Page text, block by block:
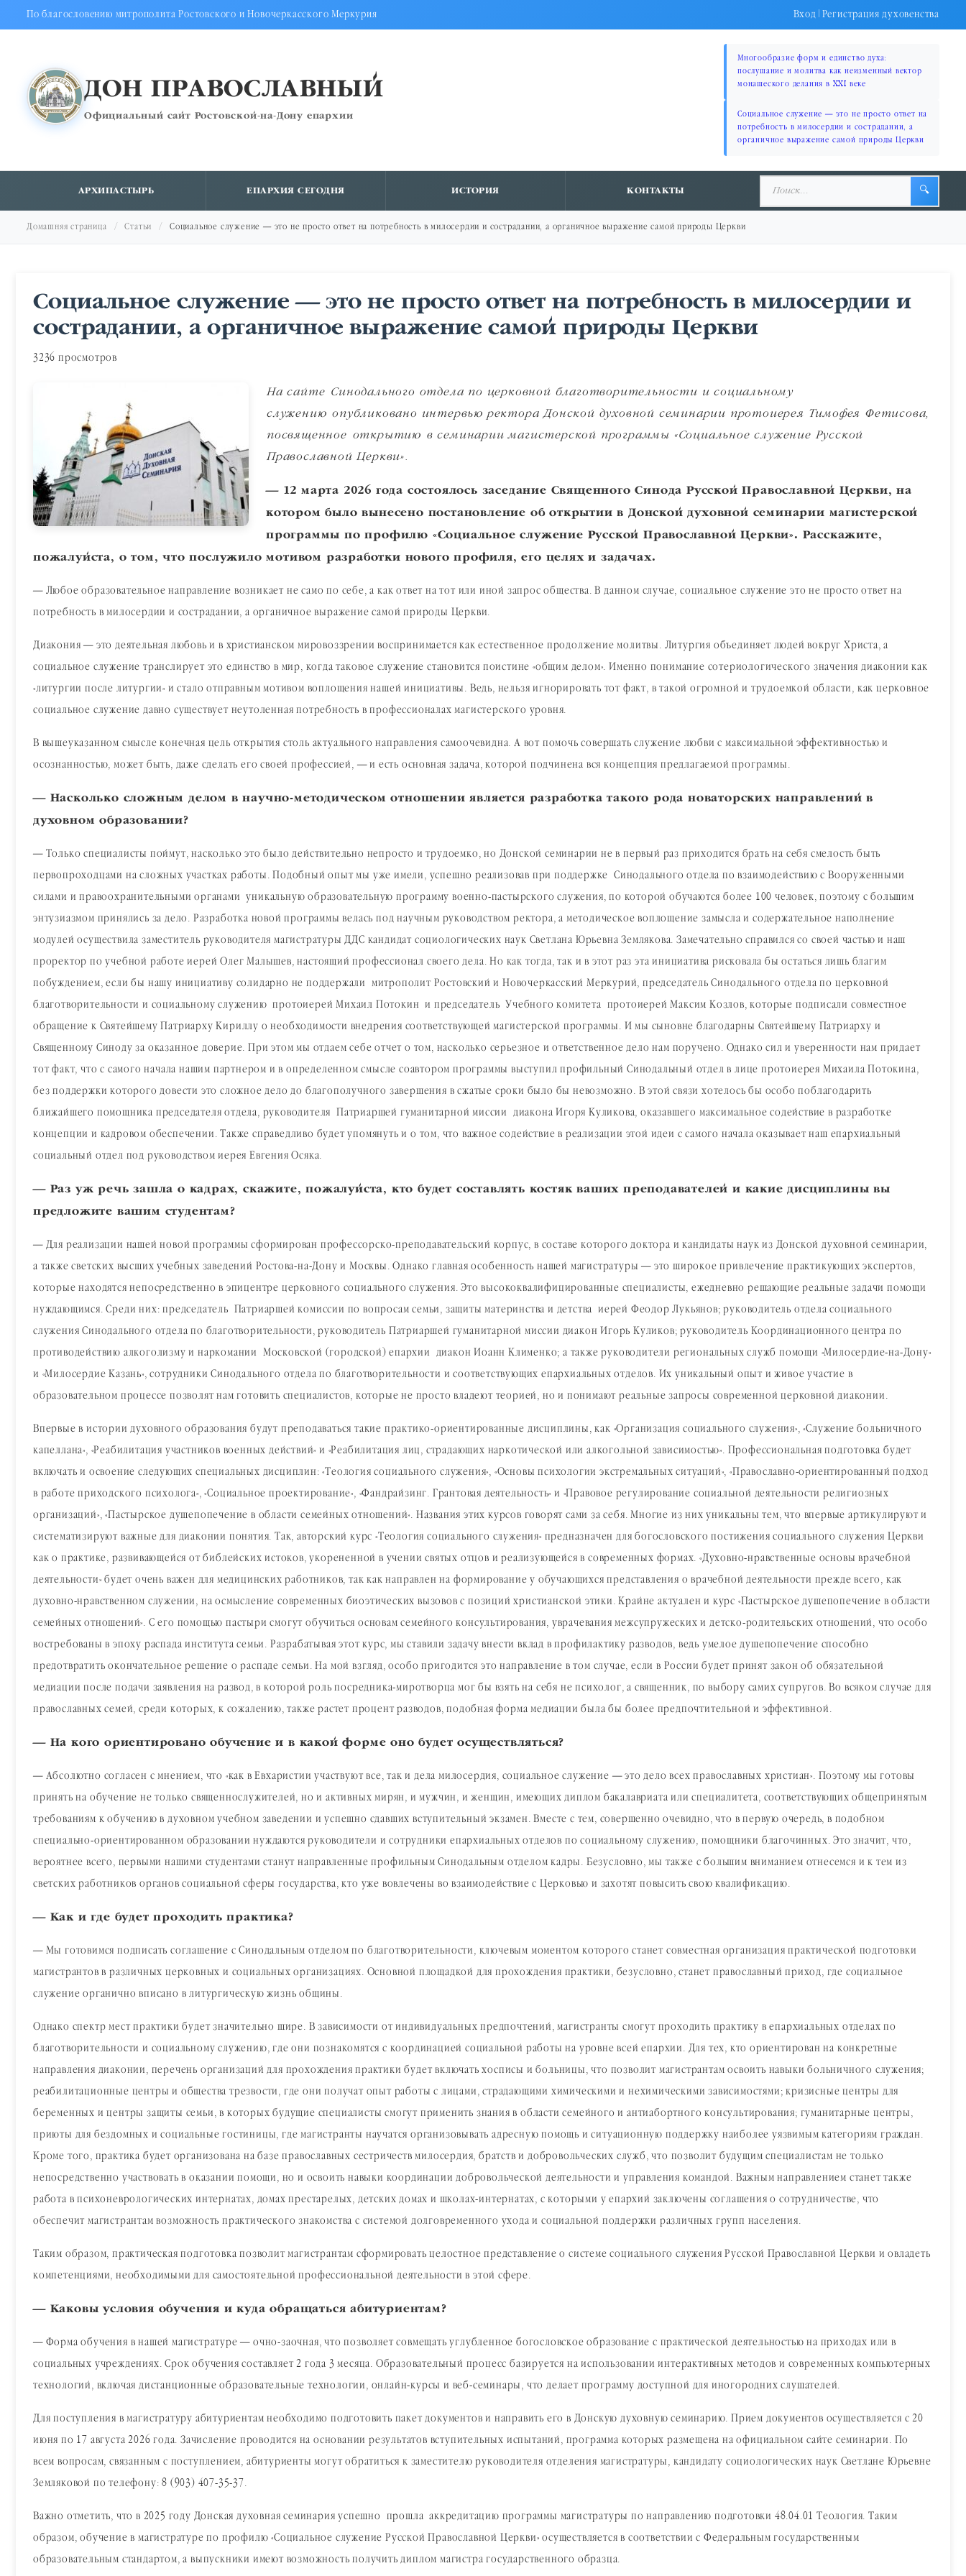
По благословению митрополита Ростовского и Новочеркасского Меркурия Вход|Регистрация духовенства
ДОН ПРАВОСЛАВНЫЙ
Официальный сайт Ростовской-на-Дону епархии
Многообразие форм и единство духа:
послушание и молитва как неизменный вектор
монашеского делания в XXI веке
Социальное служение — это не просто ответ на
потребность в милосердии и сострадании, а
органичное выражение самой природы Церкви
АРХИПАСТЫРЬ ЕПАРХИЯ СЕГОДНЯ ИСТОРИЯ КОНТАКТЫ 🔍
Домашняя страница Статьи Социальное служение — это не просто ответ на потребность в милосердии и сострадании, а органичное выражение самой природы Церкви
Социальное служение — это не просто ответ на потребность в милосердии и
сострадании, а органичное выражение самой природы Церкви
3236 просмотров
На сайте Синодального отдела по церковной благотворительности и социальному
служению опубликовано интервью ректора Донской духовной семинарии протоиерея Тимофея Фетисова,
посвященное открытию в семинарии магистерской программы «Социальное служение Русской
Православной Церкви».
— 12 марта 2026 года состоялось заседание Священного Синода Русской Православной Церкви, на
котором было вынесено постановление об открытии в Донской духовной семинарии магистерской
программы по профилю «Социальное служение Русской Православной Церкви». Расскажите,
пожалуйста, о том, что послужило мотивом разработки нового профиля, его целях и задачах.
— Любое образовательное направление возникает не само по себе, а как ответ на тот или иной запрос общества. В данном случае, социальное служение это не просто ответ на
потребность в милосердии и сострадании, а органичное выражение самой природы Церкви.
Диакония — это деятельная любовь и в христианском мировоззрении воспринимается как естественное продолжение молитвы. Литургия объединяет людей вокруг Христа, а
социальное служение транслирует это единство в мир, когда таковое служение становится поистине «общим делом». Именно понимание сотериологического значения диаконии как
«литургии после литургии» и стало отправным мотивом воплощения нашей инициативы. Ведь, нельзя игнорировать тот факт, в такой огромной и трудоемкой области, как церковное
социальное служение давно существует неутоленная потребность в профессионалах магистерского уровня.
В вышеуказанном смысле конечная цель открытия столь актуального направления самоочевидна. А вот помочь совершать служение любви с максимальной эффективностью и
осознанностью, может быть, даже сделать его своей профессией, — и есть основная задача, которой подчинена вся концепция предлагаемой программы.
— Насколько сложным делом в научно-методическом отношении является разработка такого рода новаторских направлений в
духовном образовании?
— Только специалисты поймут, насколько это было действительно непросто и трудоемко, но Донской семинарии не в первый раз приходится брать на себя смелость быть
первопроходцами на сложных участках работы. Подобный опыт мы уже имели, успешно реализовав при поддержке Синодального отдела по взаимодействию с Вооруженными
силами и правоохранительными органами уникальную образовательную программу военно-пастырского служения, по которой обучаются более 100 человек, поэтому с большим
энтузиазмом принялись за дело. Разработка новой программы велась под научным руководством ректора, а методическое воплощение замысла и содержательное наполнение
модулей осуществила заместитель руководителя магистратуры ДДС кандидат социологических наук Светлана Юрьевна Землякова. Замечательно справился со своей частью и наш
проректор по учебной работе иерей Олег Малышев, настоящий профессионал своего дела. Но как тогда, так и в этот раз эта инициатива рисковала бы остаться лишь благим
побуждением, если бы нашу инициативу солидарно не поддержали митрополит Ростовский и Новочеркасский Меркурий, председатель Синодального отдела по церковной
благотворительности и социальному служению протоиерей Михаил Потокин и председатель Учебного комитета протоиерей Максим Козлов, которые подписали совместное
обращение к Святейшему Патриарху Кириллу о необходимости внедрения соответствующей магистерской программы. И мы сыновне благодарны Святейшему Патриарху и
Священному Синоду за оказанное доверие. При этом мы отдаем себе отчет о том, насколько серьезное и ответственное дело нам поручено. Однако сил и уверенности нам придает
тот факт, что с самого начала нашим партнером и в определенном смысле соавтором программы выступил профильный Синодальный отдел в лице протоиерея Михаила Потокина,
без поддержки которого довести это сложное дело до благополучного завершения в сжатые сроки было бы невозможно. В этой связи хотелось бы особо поблагодарить
ближайшего помощника председателя отдела, руководителя Патриаршей гуманитарной миссии диакона Игоря Куликова, оказавшего максимальное содействие в разработке
концепции и кадровом обеспечении. Также справедливо будет упомянуть и о том, что важное содействие в реализации этой идеи с самого начала оказывает наш епархиальный
социальный отдел под руководством иерея Евгения Осяка.
— Раз уж речь зашла о кадрах, скажите, пожалуйста, кто будет составлять костяк ваших преподавателей и какие дисциплины вы
предложите вашим студентам?
— Для реализации нашей новой программы сформирован профессорско-преподавательский корпус, в составе которого доктора и кандидаты наук из Донской духовной семинарии,
а также светских высших учебных заведений Ростова-на-Дону и Москвы. Однако главная особенность нашей магистратуры — это широкое привлечение практикующих экспертов,
которые находятся непосредственно в эпицентре церковного социального служения. Это высококвалифицированные специалисты, ежедневно решающие реальные задачи помощи
нуждающимся. Среди них: председатель Патриаршей комиссии по вопросам семьи, защиты материнства и детства иерей Феодор Лукьянов; руководитель отдела социального
служения Синодального отдела по благотворительности, руководитель Патриаршей гуманитарной миссии диакон Игорь Куликов; руководитель Координационного центра по
противодействию алкоголизму и наркомании Московской (городской) епархии диакон Иоанн Клименко; а также руководители региональных служб помощи «Милосердие-на-Дону»
и «Милосердие Казань», сотрудники Синодального отдела по благотворительности и соответствующих епархиальных отделов. Их уникальный опыт и живое участие в
образовательном процессе позволят нам готовить специалистов, которые не просто владеют теорией, но и понимают реальные запросы современной церковной диаконии.
Впервые в истории духовного образования будут преподаваться такие практико-ориентированные дисциплины, как «Организация социального служения», «Служение больничного
капеллана», «Реабилитация участников военных действий» и «Реабилитация лиц, страдающих наркотической или алкогольной зависимостью». Профессиональная подготовка будет
включать и освоение следующих специальных дисциплин: «Теология социального служения», «Основы психологии экстремальных ситуаций», «Православно-ориентированный подход
в работе приходского психолога», «Социальное проектирование», «Фандрайзинг. Грантовая деятельность» и «Правовое регулирование социальной деятельности религиозных
организаций», «Пастырское душепопечение в области семейных отношений». Названия этих курсов говорят сами за себя. Многие из них уникальны тем, что впервые артикулируют и
систематизируют важные для диаконии понятия. Так, авторский курс «Теология социального служения» предназначен для богословского постижения социального служения Церкви
как о практике, развивающейся от библейских истоков, укорененной в учении святых отцов и реализующейся в современных формах. «Духовно-нравственные основы врачебной
деятельности» будет очень важен для медицинских работников, так как направлен на формирование у обучающихся представления о врачебной деятельности прежде всего, как
духовно-нравственном служении, на осмысление современных биоэтических вызовов с позиций христианской этики. Крайне актуален и курс «Пастырское душепопечение в области
семейных отношений». С его помощью пастыри смогут обучиться основам семейного консультирования, уврачевания межсупружеских и детско-родительских отношений, что особо
востребованы в эпоху распада института семьи. Разрабатывая этот курс, мы ставили задачу внести вклад в профилактику разводов, ведь умелое душепопечение способно
предотвратить окончательное решение о распаде семьи. На мой взгляд, особо пригодится это направление в том случае, если в России будет принят закон об обязательной
медиации после подачи заявления на развод, в которой роль посредника-миротворца мог бы взять на себя не психолог, а священник, по выбору самих супругов. Во всяком случае для
православных семей, среди которых, к сожалению, также растет процент разводов, подобная форма медиации была бы более предпочтительной и эффективной.
— На кого ориентировано обучение и в какой форме оно будет осуществляться?
— Абсолютно согласен с мнением, что «как в Евхаристии участвуют все, так и дела милосердия, социальное служение — это дело всех православных христиан». Поэтому мы готовы
принять на обучение не только священнослужителей, но и активных мирян, и мужчин, и женщин, имеющих диплом бакалавриата или специалитета, соответствующих общепринятым
требованиям к обучению в духовном учебном заведении и успешно сдавших вступительный экзамен. Вместе с тем, совершенно очевидно, что в первую очередь, в подобном
специально-ориентированном образовании нуждаются руководители и сотрудники епархиальных отделов по социальному служению, помощники благочинных. Это значит, что,
вероятнее всего, первыми нашими студентами станут направленные профильным Синодальным отделом кадры. Безусловно, мы также с большим вниманием отнесемся и к тем из
светских работников органов социальной сферы государства, кто уже вовлечены во взаимодействие с Церковью и захотят повысить свою квалификацию.
— Как и где будет проходить практика?
— Мы готовимся подписать соглашение с Синодальным отделом по благотворительности, ключевым моментом которого станет совместная организация практической подготовки
магистрантов в различных церковных и социальных организациях. Основной площадкой для прохождения практики, безусловно, станет православный приход, где социальное
служение органично вписано в литургическую жизнь общины.
Однако спектр мест практики будет значительно шире. В зависимости от индивидуальных предпочтений, магистранты смогут проходить практику в епархиальных отделах по
благотворительности и социальному служению, где они познакомятся с координацией социальной работы на уровне всей епархии. Для тех, кто ориентирован на конкретные
направления диаконии, перечень организаций для прохождения практики будет включать хосписы и больницы, что позволит магистрантам освоить навыки больничного служения;
реабилитационные центры и общества трезвости, где они получат опыт работы с лицами, страдающими химическими и нехимическими зависимостями; кризисные центры для
беременных и центры защиты семьи, в которых будущие специалисты смогут применить знания в области семейного и антиабортного консультирования; гуманитарные центры,
приюты для бездомных и социальные гостиницы, где магистранты научатся организовывать адресную помощь и ситуационную поддержку наиболее уязвимым категориям граждан.
Кроме того, практика будет организована на базе православных сестричеств милосердия, братств и добровольческих служб, что позволит будущим специалистам не только
непосредственно участвовать в оказании помощи, но и освоить навыки координации добровольческой деятельности и управления командой. Важным направлением станет также
работа в психоневрологических интернатах, домах престарелых, детских домах и школах-интернатах, с которыми у епархий заключены соглашения о сотрудничестве, что
обеспечит магистрантам возможность практического знакомства с системой долговременного ухода и социальной поддержки различных групп населения.
Таким образом, практическая подготовка позволит магистрантам сформировать целостное представление о системе социального служения Русской Православной Церкви и овладеть
компетенциями, необходимыми для самостоятельной профессиональной деятельности в этой сфере.
— Каковы условия обучения и куда обращаться абитуриентам?
— Форма обучения в нашей магистратуре — очно-заочная, что позволяет совмещать углубленное богословское образование с практической деятельностью на приходах или в
социальных учреждениях. Срок обучения составляет 2 года 3 месяца. Образовательный процесс базируется на использовании интерактивных методов и современных компьютерных
технологий, включая дистанционные образовательные технологии, онлайн-курсы и веб-семинары, что делает программу доступной для иногородних слушателей.
Для поступления в магистратуру абитуриентам необходимо подготовить пакет документов и направить его в Донскую духовную семинарию. Прием документов осуществляется с 20
июня по 17 августа 2026 года. Зачисление проводится на основании результатов вступительных испытаний, программа которых размещена на официальном сайте семинарии. По
всем вопросам, связанным с поступлением, абитуриенты могут обратиться к заместителю руководителя отделения магистратуры, кандидату социологических наук Светлане Юрьевне
Земляковой по телефону: 8 (903) 407-35-37.
Важно отметить, что в 2025 году Донская духовная семинария успешно прошла аккредитацию программы магистратуры по направлению подготовки 48.04.01 Теология. Таким
образом, обучение в магистратуре по профилю «Социальное служение Русской Православной Церкви» осуществляется в соответствии с Федеральным государственным
образовательным стандартом, а выпускники имеют возможность получить диплом магистра государственного образца.